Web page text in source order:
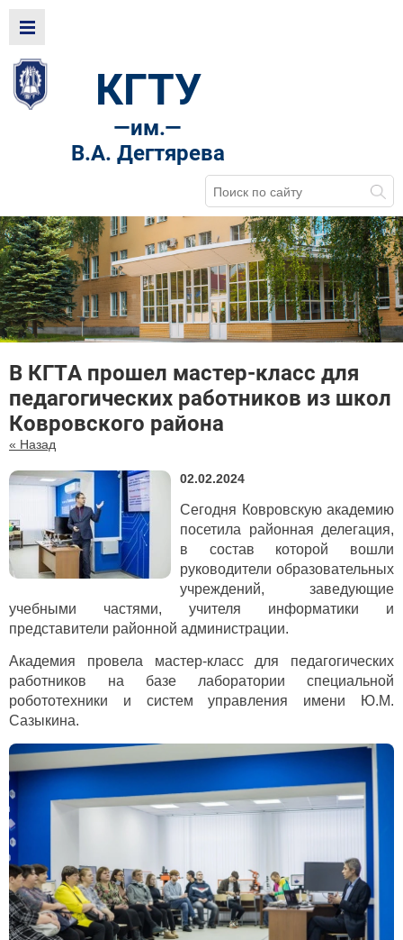
КГТУ
—им.—
В.А. Дегтярева
В КГТА прошел мастер-класс для
педагогических работников из школ
Ковровского района
« Назад
02.02.2024
Сегодня Ковровскую академию
посетила районная делегация,
в состав которой вошли
руководители образовательных
учреждений, заведующие
учебными частями, учителя информатики и
представители районной администрации.
Академия провела мастер-класс для педагогических
работников на базе лаборатории специальной
робототехники и систем управления имени Ю.М.
Сазыкина.